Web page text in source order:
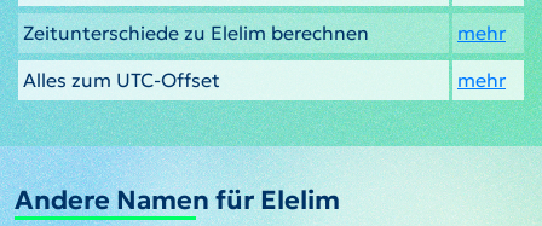
Zeitunterschiede zu Elelim berechnen
mehr
Alles zum UTC-Offset
mehr
Andere Namen für Elelim